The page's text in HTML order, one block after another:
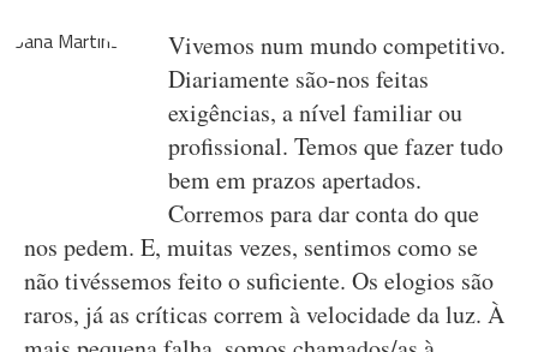
Vivemos num mundo competitivo.
Diariamente são-nos feitas
exigências, a nível familiar ou
profissional. Temos que fazer tudo
bem em prazos apertados.
Corremos para dar conta do que
nos pedem. E, muitas vezes, sentimos como se
não tivéssemos feito o suficiente. Os elogios são
raros, já as críticas correm à velocidade da luz. À